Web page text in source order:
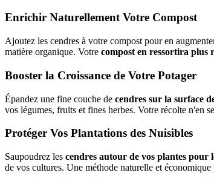
Enrichir Naturellement Votre Compost
Ajoutez les cendres à votre compost pour en
matière organique. Votre compost en ressortira plus
Booster la Croissance de Votre Potager
Épandez une fine couche de cendres sur la surface
vos légumes, fruits et fines herbes. Votre récolte n'en
Protéger Vos Plantations des Nuisibles
Saupoudrez les cendres autour de vos plantes pour
de vos cultures. Une méthode naturelle et